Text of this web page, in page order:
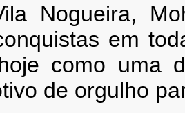
Nogueira,
em
como uma
de orgulho